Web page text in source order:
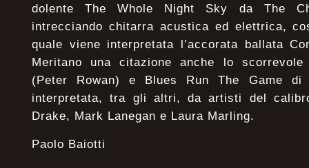
dolente The Whole Night Sky da The
intrecciando chitarra acustica ed elettrica,
quale viene interpretata l’accorata ballata
Meritano una citazione anche lo scorrevole
(Peter Rowan) e Blues Run The Game
interpretata, tra gli altri, da artisti del
Drake, Mark Lanegan e Laura Marling.
Paolo Baiotti